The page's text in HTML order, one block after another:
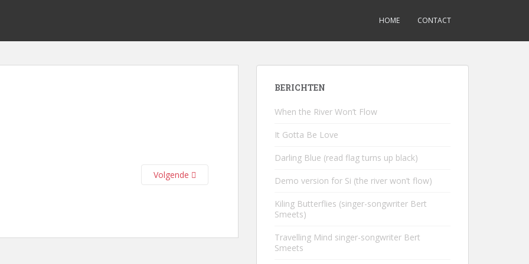
HOME CONTACT
Volgende
BERICHTEN
When the River Won’t Flow
It Gotta Be Love
Darling Blue (read flag turns up black)
Demo version for Si (the river won’t flow)
Kiling Butterflies (singer-songwriter Bert
Smeets)
Travelling Mind singer-songwriter Bert
Smeets